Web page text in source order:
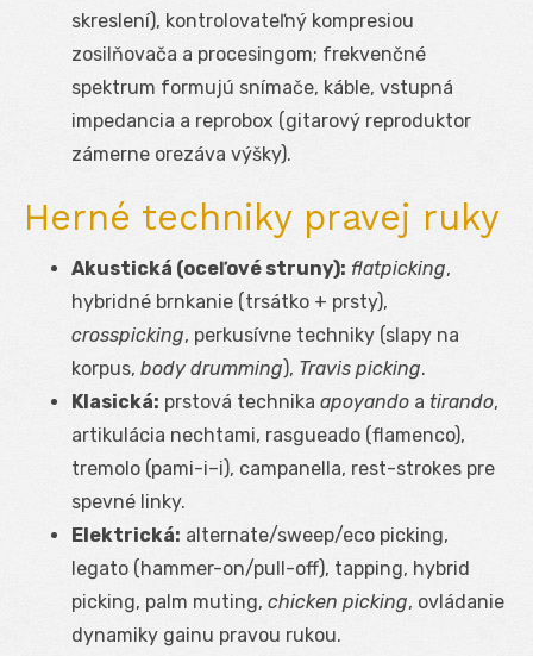
skreslení), kontrolovateľný kompresiou
zosilňovača a procesingom; frekvenčné
spektrum formujú snímače, káble, vstupná
impedancia a reprobox (gitarový reproduktor
zámerne orezáva výšky).
Herné techniky pravej ruky
Akustická (oceľové struny): flatpicking,
hybridné brnkanie (trsátko + prsty),
crosspicking, perkusívne techniky (slapy na
korpus, body drumming), Travis picking.
Klasická: prstová technika apoyando a tirando,
artikulácia nechtami, rasgueado (flamenco),
tremolo (pami-i–i), campanella, rest-strokes pre
spevné linky.
Elektrická: alternate/sweep/eco picking,
legato (hammer-on/pull-off), tapping, hybrid
picking, palm muting, chicken picking, ovládanie
dynamiky gainu pravou rukou.